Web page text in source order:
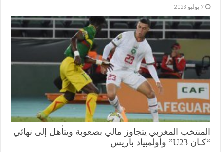
7 يوليو,2023
المنتخب المغربي يتجاوز مالي بصعوبة ويتأهل إلى نهائي
“كـان U23” وأولمبياد باريس